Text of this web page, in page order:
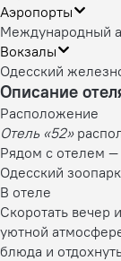
Аэропорты
Международный
Вокзалы
Одесский
Описание
Расположение
Отель «52»
Рядом с отелем
Одесский
В отеле
Скоротать вечер
уютной
блюда и